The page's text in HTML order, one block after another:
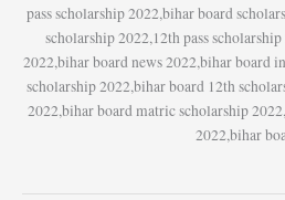
pass scholarship 2022,bihar board
scholarship 2022,12th pass
2022,bihar board news 2022,bihar board
scholarship 2022,bihar board 12th
2022,bihar board matric scholarship
2022,bihar